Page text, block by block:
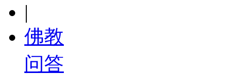
|
佛教
问答